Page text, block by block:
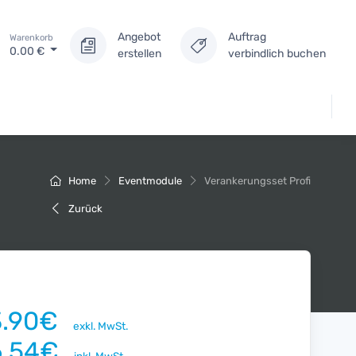
Warenkorb
0.00 €
Angebot
erstellen
Auftrag
verbindlich buchen
Home Eventmodule Verankerungsset Profi
Zurück
exkl. MwSt.